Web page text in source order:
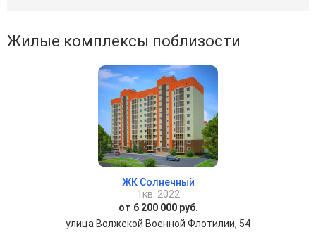
Жилые комплексы поблизости
ЖК Солнечный
1кв. 2022
от 6 200 000 руб.
улица Волжской Военной Флотилии, 54